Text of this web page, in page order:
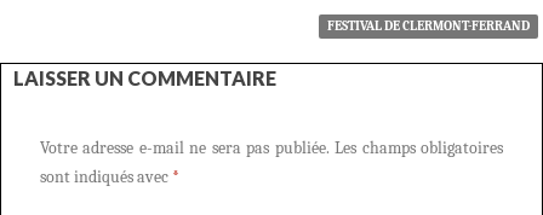
FESTIVAL DE CLERMONT-FERRAND
LAISSER UN COMMENTAIRE
Votre adresse e-mail ne sera pas publiée. Les champs obligatoires
sont indiqués avec *